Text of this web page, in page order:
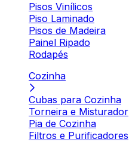
Pisos Vinílicos
Piso Laminado
Pisos de Madeira
Painel Ripado
Rodapés
Cozinha
Cubas para Cozinha
Torneira e Misturador
Pia de Cozinha
Filtros e Purificadores